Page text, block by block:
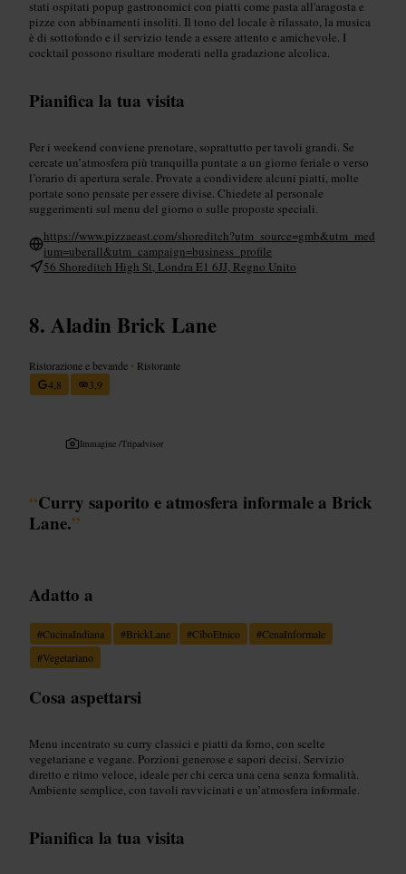
stati ospitati popup gastronomici con piatti come pasta all'aragosta e
pizze con abbinamenti insoliti. Il tono del locale è rilassato, la musica
è di sottofondo e il servizio tende a essere attento e amichevole. I
cocktail possono risultare moderati nella gradazione alcolica.
Pianifica la tua visita
Per i weekend conviene prenotare, soprattutto per tavoli grandi. Se
cercate un’atmosfera più tranquilla puntate a un giorno feriale o verso
l’orario di apertura serale. Provate a condividere alcuni piatti, molte
portate sono pensate per essere divise. Chiedete al personale
suggerimenti sul menu del giorno o sulle proposte speciali.
https://www.pizzaeast.com/shoreditch?utm_source=gmb&utm_med
ium=uberall&utm_campaign=business_profile
56 Shoreditch High St, Londra E1 6JJ, Regno Unito
Aladin Brick Lane
Ristorazione e bevande • Ristorante
4,8
3,9
Immagine /Tripadvisor
“Curry saporito e atmosfera informale a Brick
Lane.”
Adatto a
#CucinaIndiana #BrickLane #CiboEtnico #CenaInformale
#Vegetariano
Cosa aspettarsi
Menu incentrato su curry classici e piatti da forno, con scelte
vegetariane e vegane. Porzioni generose e sapori decisi. Servizio
diretto e ritmo veloce, ideale per chi cerca una cena senza formalità.
Ambiente semplice, con tavoli ravvicinati e un’atmosfera informale.
Pianifica la tua visita